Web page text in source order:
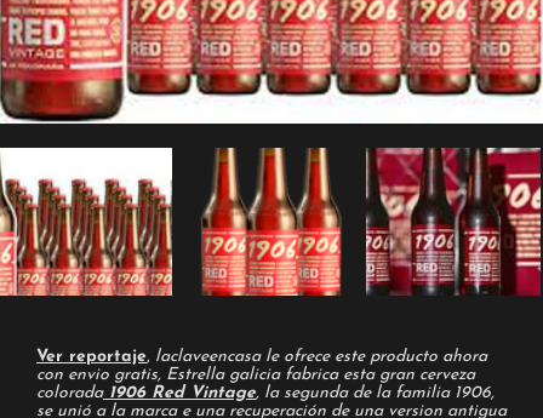
Ver reportaje, laclaveencasa le ofrece este producto ahora
con envio gratis, Estrella galicia fabrica esta gran cerveza
colorada1906 Red Vintage, la segunda de la familia 1906,
se unió a la marca e una recuperación de una version antigua